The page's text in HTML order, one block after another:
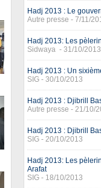
Hadj 2013 : Le
Autre presse - 7/11/
Hadj 2013: Les
Sidwaya - 31/10/2013
Hadj 2013 : Un
SIG - 30/10/2013
Hadj 2013 : Djibrill
Autre presse - 21/10/
Hadj 2013 : Djibrill
SIG - 20/10/2013
Hadj 2013: Les
Arafat
SIG - 18/10/2013